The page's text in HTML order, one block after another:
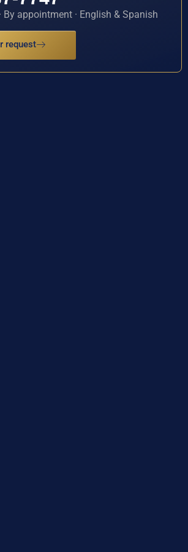
By appointment · English & Spanish
request